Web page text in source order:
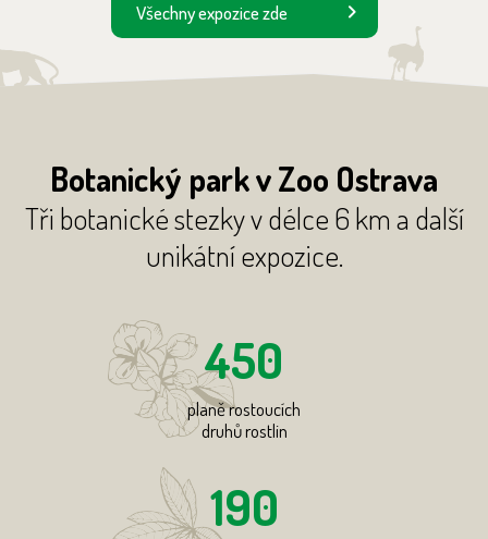
Všechny expozice zde
Botanický park v Zoo Ostrava
Tři botanické stezky v délce 6 km a další
unikátní expozice.
450
planě rostoucích
druhů rostlin
190